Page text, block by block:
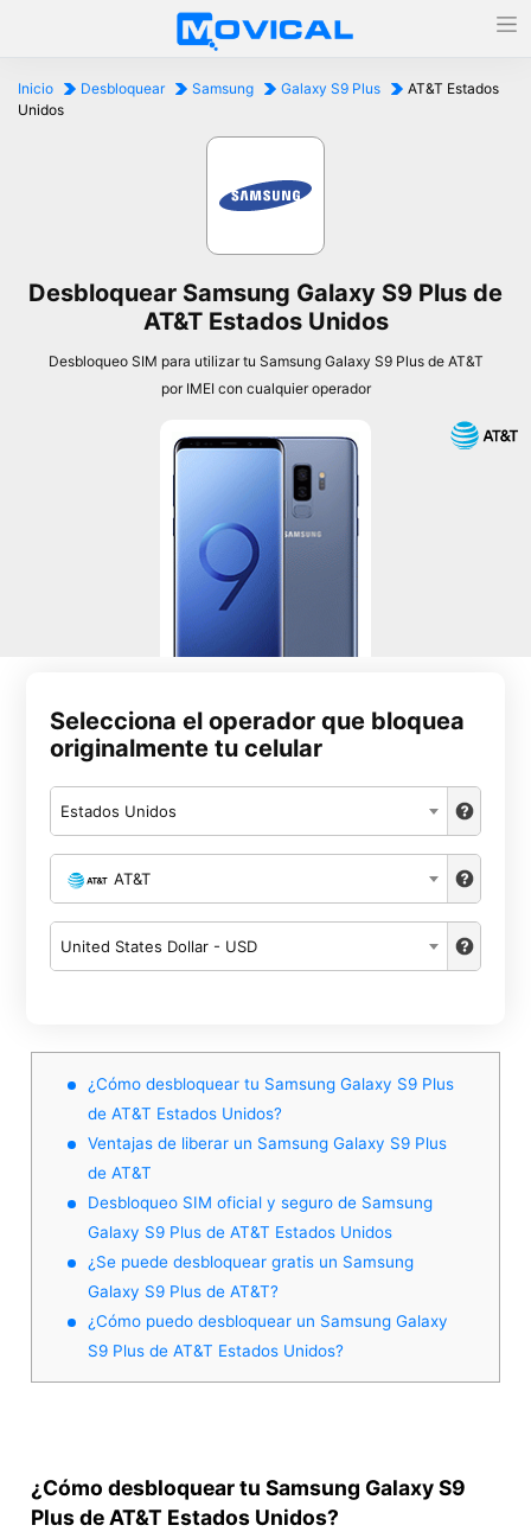
Inicio Desbloquear Samsung Galaxy S9 Plus
AT&T Estados
Unidos
Desbloquear Samsung Galaxy S9 Plus de
AT&T Estados Unidos
Desbloqueo SIM para utilizar tu Samsung Galaxy S9 Plus de AT&T
por IMEI con cualquier operador
Selecciona el operador que bloquea
originalmente tu celular
Estados Unidos
AT&T
United States Dollar - USD
¿Cómo desbloquear tu Samsung Galaxy S9 Plus
de AT&T Estados Unidos?
Ventajas de liberar un Samsung Galaxy S9 Plus
de AT&T
Desbloqueo SIM oficial y seguro de Samsung
Galaxy S9 Plus de AT&T Estados Unidos
¿Se puede desbloquear gratis un Samsung
Galaxy S9 Plus de AT&T?
¿Cómo puedo desbloquear un Samsung Galaxy
S9 Plus de AT&T Estados Unidos?
¿Cómo desbloquear tu Samsung Galaxy S9
Plus de AT&T Estados Unidos?